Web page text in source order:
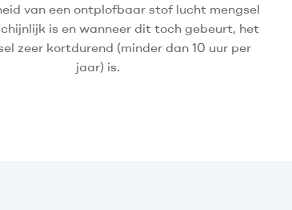
van een ontplofbaar stof lucht mengsel
is en wanneer dit toch gebeurt, het
zeer kortdurend (minder dan 10 uur per
jaar) is.